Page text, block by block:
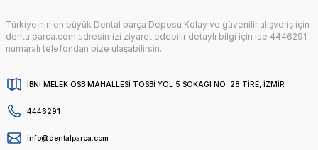
Türkiye’nin en büyük Dental parça Deposu Kolay ve güvenilir alışveriş için
dentalparca.com adresimizi ziyaret edebilir detaylı bilgi için ise 4446291
numaralı telefondan bize ulaşabilirsin.
İBNİ MELEK OSB MAHALLESİ TOSBİ YOL 5 SOKAGI NO :28 TİRE, İZMİR
4446291
info@dentalparca.com